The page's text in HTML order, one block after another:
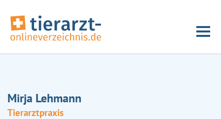
Mirja Lehmann
Tierarztpraxis